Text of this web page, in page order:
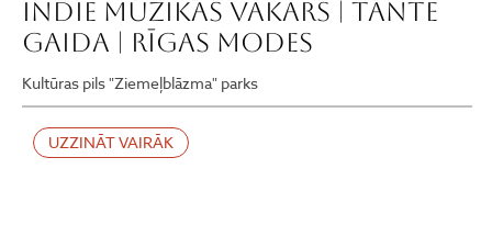
INDIE MŪZIKAS VAKARS | TANTE
GAIDA | RĪGAS MODES
Kultūras pils "Ziemeļblāzma" parks
UZZINĀT VAIRĀK